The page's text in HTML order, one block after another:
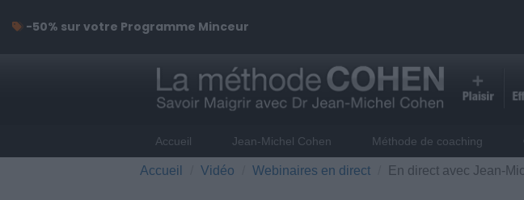
Accueil Jean-Michel Cohen Méthode de coaching
Accueil Vidéo Webinaires en direct En direct avec Jean-
-50% sur votre Programme Minceur